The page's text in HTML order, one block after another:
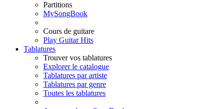
Partitions
MySongBook
Cours de guitare
Play Guitar Hits
Tablatures
Trouver vos tablatures
Explorer le catalogue
Tablatures par artiste
Tablatures par genre
Toutes les tablatures